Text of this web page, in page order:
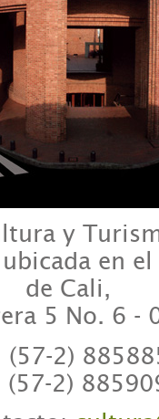
y
en
de Cali,
5 No. 6 -
(57-2)
(57-2)